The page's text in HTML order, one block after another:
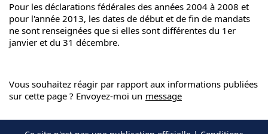
Pour les déclarations fédérales des années 2004 à 2008 et
pour l'année 2013, les dates de début et de fin de mandats
ne sont renseignées que si elles sont différentes du 1er
janvier et du 31 décembre.
Vous souhaitez réagir par rapport aux informations publiées
sur cette page ? Envoyez-moi un message